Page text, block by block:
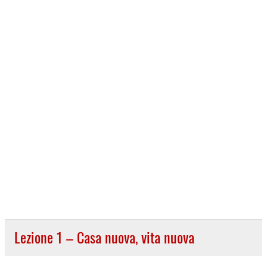
Lezione 1 – Casa nuova, vita nuova